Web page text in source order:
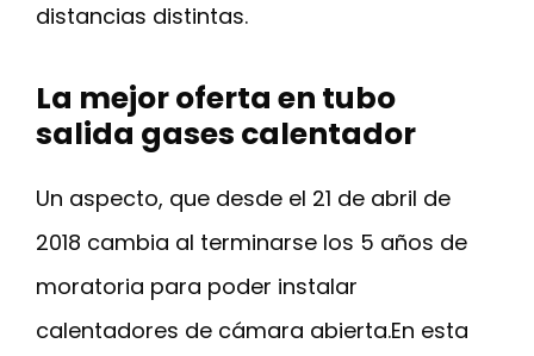
distancias distintas.
La mejor oferta en tubo
salida gases calentador
Un aspecto, que desde el 21 de abril de
2018 cambia al terminarse los 5 años de
moratoria para poder instalar
calentadores de cámara abierta.En esta